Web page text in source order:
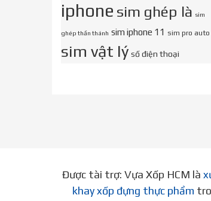
iphone sim ghép là sim
ghép thần thánh sim iphone 11 sim pro auto
sim vật lý số điện thoại
Được tài trợ: Vựa Xốp HCM là
khay xốp đựng thực phẩm